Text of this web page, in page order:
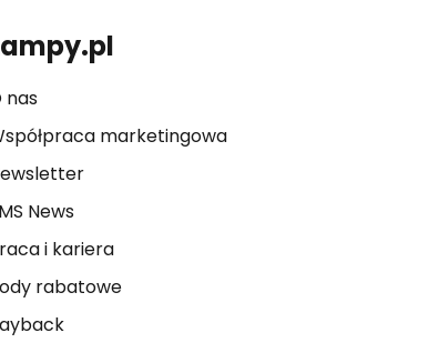
nas
marketingowa
News
i kariera
rabatowe